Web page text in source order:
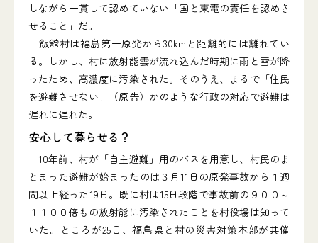
しながら一貫して認めていない「国と東電の責任を認めさ
せること」だ。
飯舘村は福島第一原発から30kmと距離的には離れてい
る。しかし、村に放射能雲が流れ込んだ時期に雨と雪が降
ったため、高濃度に汚染された。そのうえ、まるで「住民
を避難させない」（原告）かのような行政の対応で避難は
遅れに遅れた。
安心して暮らせる？
10年前、村が「自主避難」用のバスを用意し、村民のま
とまった避難が始まったのは３月11日の原発事故から１週
間以上経った19日。既に村は15日段階で事故前の９００～
１１００倍もの放射能に汚染されたことを村役場は知って
いた。ところが25日、福島県と村の災害対策本部が共催